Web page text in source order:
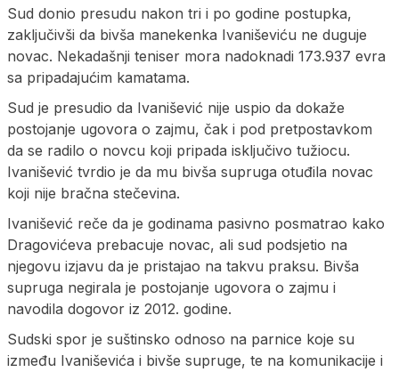
Sud donio presudu nakon tri i po godine postupka,
zaključivši da bivša manekenka Ivaniševiću ne duguje
novac. Nekadašnji teniser mora nadoknadi 173.937 evra
sa pripadajućim kamatama.
Sud je presudio da Ivanišević nije uspio da dokaže
postojanje ugovora o zajmu, čak i pod pretpostavkom
da se radilo o novcu koji pripada isključivo tužiocu.
Ivanišević tvrdio je da mu bivša supruga otuđila novac
koji nije bračna stečevina.
Ivanišević reče da je godinama pasivno posmatrao kako
Dragovićeva prebacuje novac, ali sud podsjetio na
njegovu izjavu da je pristajao na takvu praksu. Bivša
supruga negirala je postojanje ugovora o zajmu i
navodila dogovor iz 2012. godine.
Sudski spor je suštinsko odnoso na parnice koje su
između Ivaniševića i bivše supruge, te na komunikacije i